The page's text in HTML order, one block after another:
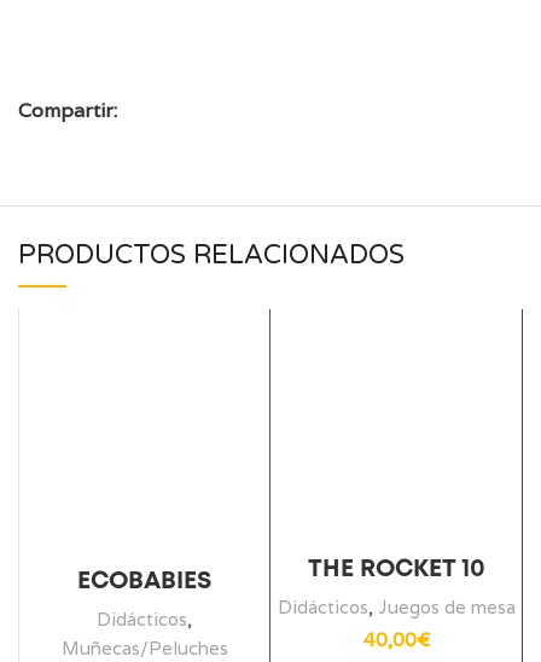
Compartir:
PRODUCTOS RELACIONADOS
ECOBABIES
Didácticos,
Muñecas/Peluches
THE ROCKET 10
Didácticos, Juegos de mesa
40,00€